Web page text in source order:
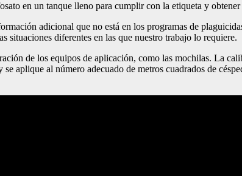
en un tanque lleno para cumplir con la etiqueta y obtener
adicional que no está en los programas de
situaciones diferentes en las que nuestro trabajo lo requiere.
de los equipos de aplicación, como las mochilas. La
aplique al número adecuado de metros cuadrados de